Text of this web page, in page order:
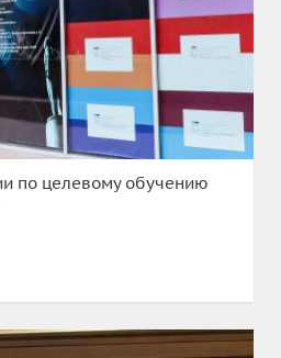
по целевому обучению